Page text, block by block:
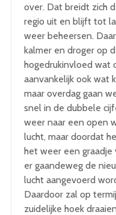
over. Dat breidt zich
regio uit en blijft tot
weer beheersen.
kalmer en droger op
hogedrukinvloed wat
aanvankelijk ook wat
maar overdag gaan
snel in de dubbele
weer naar een open
lucht, maar doordat
het weer een graadje
er gaandeweg de
lucht aangevoerd
Daardoor zal op
zuidelijke hoek